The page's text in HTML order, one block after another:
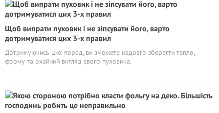
Щоб випрати пуховик і не зіпсувати його, варто
дотримуватися цих 3-х правил
Дотримуючись цих порад, ви зможете надовго зберегти тепло,
форму та охайний вигляд свого пуховика.